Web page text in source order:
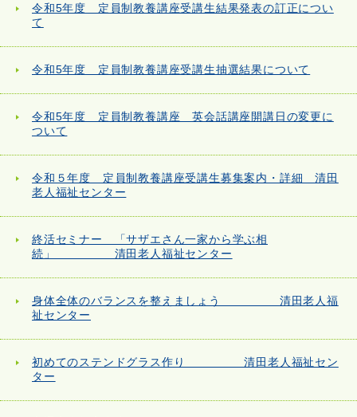
令和5年度 定員制教養講座受講生結果発表の訂正につい
て
令和5年度 定員制教養講座受講生抽選結果について
令和5年度 定員制教養講座 英会話講座開講日の変更に
ついて
令和５年度 定員制教養講座受講生募集案内・詳細 清田
老人福祉センター
終活セミナー 「サザエさん一家から学ぶ相
続」 清田老人福祉センター
身体全体のバランスを整えましょう 清田老人福
祉センター
初めてのステンドグラス作り 清田老人福祉セン
ター